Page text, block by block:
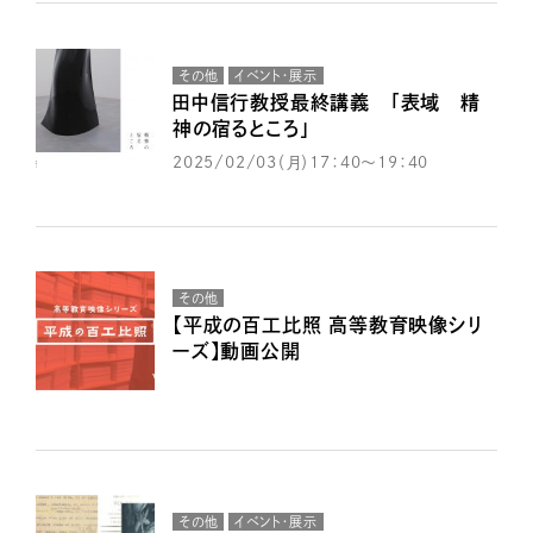
その他 イベント・展示
田中信行教授最終講義 「表域 精
神の宿るところ」
2025/02/03（月）17：40～19：40
その他
【平成の百工比照 高等教育映像シリ
ーズ】動画公開
その他 イベント・展示